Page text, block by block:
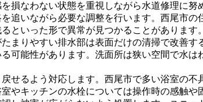
損なわない状態を重視しながら水道修理に努
追いながら必要な調整を行います。西尾市の
といった形で異常が見つかることがあります
まりやすい排水部は表面だけの清掃で改善す
可能性があります。洗面所は狭い空間で水は
せるよう対応します。西尾市で多い浴室の不
やキッチンの水栓については操作時の感触や